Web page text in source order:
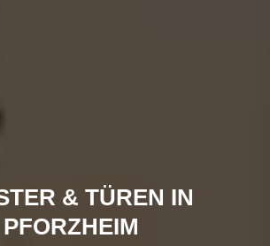
& TÜREN IN
PFORZHEIM